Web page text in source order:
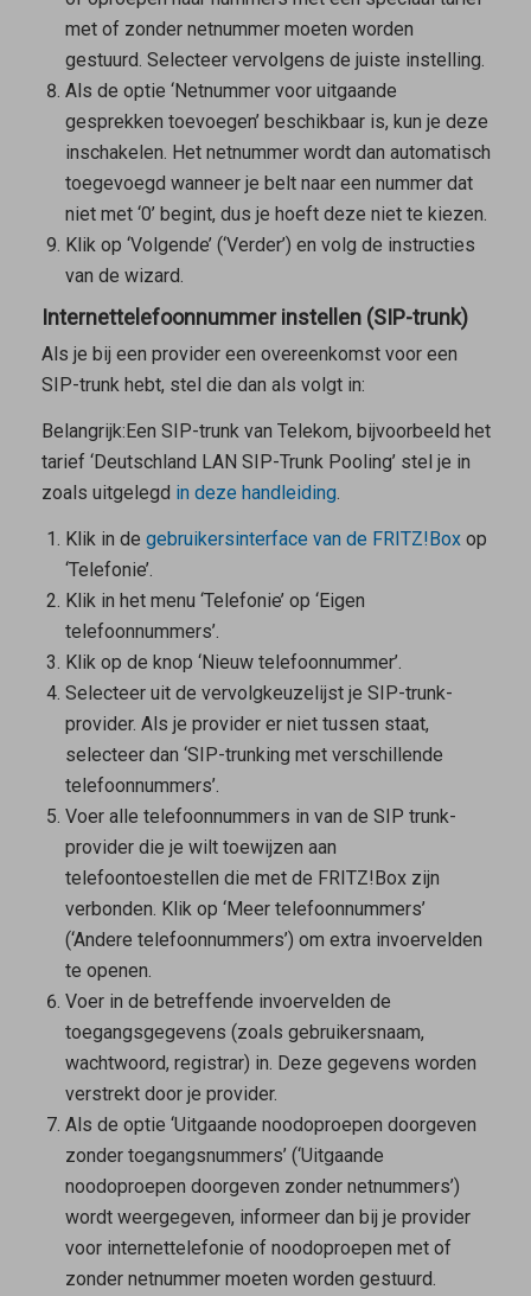
met of zonder netnummer moeten worden
gestuurd. Selecteer vervolgens de juiste instelling.
Als de optie ‘Netnummer voor uitgaande
gesprekken toevoegen’ beschikbaar is, kun je deze
inschakelen. Het netnummer wordt dan automatisch
toegevoegd wanneer je belt naar een nummer dat
niet met ‘0’ begint, dus je hoeft deze niet te kiezen.
Klik op ‘Volgende’ (‘Verder’) en volg de instructies
van de wizard.
Internettelefoonnummer instellen (SIP-trunk)
Als je bij een provider een overeenkomst voor een
SIP-trunk hebt, stel die dan als volgt in:
Belangrijk:Een SIP-trunk van Telekom, bijvoorbeeld het
tarief ‘Deutschland LAN SIP-Trunk Pooling’ stel je in
zoals uitgelegd in deze handleiding.
Klik in de gebruikersinterface van de FRITZ!Boxop
‘Telefonie’.
Klik in het menu ‘Telefonie’ op ‘Eigen
telefoonnummers’.
Klik op de knop ‘Nieuw telefoonnummer’.
Selecteer uit de vervolgkeuzelijst je SIP-trunk-
provider. Als je provider er niet tussen staat,
selecteer dan ‘SIP-trunking met verschillende
telefoonnummers’.
Voer alle telefoonnummers in van de SIP trunk-
provider die je wilt toewijzen aan
telefoontoestellen die met de FRITZ!Box zijn
verbonden. Klik op ‘Meer telefoonnummers’
(‘Andere telefoonnummers’) om extra invoervelden
te openen.
Voer in de betreffende invoervelden de
toegangsgegevens (zoals gebruikersnaam,
wachtwoord, registrar) in. Deze gegevens worden
verstrekt door je provider.
Als de optie ‘Uitgaande noodoproepen doorgeven
zonder toegangsnummers’ (‘Uitgaande
noodoproepen doorgeven zonder netnummers’)
wordt weergegeven, informeer dan bij je provider
voor internettelefonie of noodoproepen met of
zonder netnummer moeten worden gestuurd.